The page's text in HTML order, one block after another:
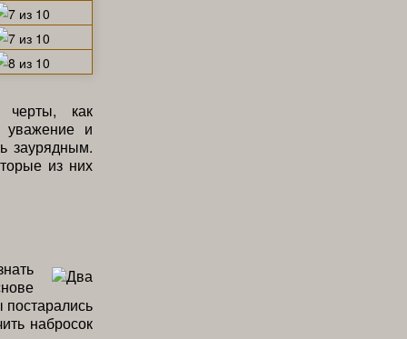
черты, как
уважение и
заурядным.
из них
набросок